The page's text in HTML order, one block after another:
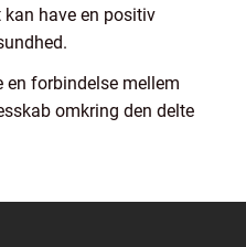
have en positiv
forbindelse mellem
omkring den delte